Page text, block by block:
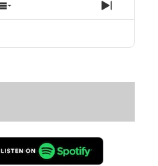
Show
Episodes
Next
Episode